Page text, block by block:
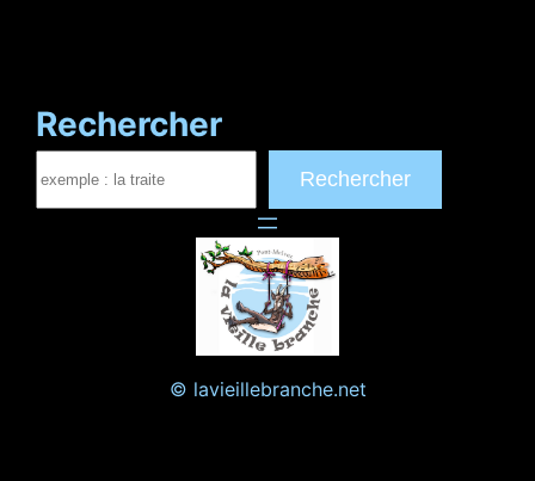
Rechercher
Rechercher
© lavieillebranche.net